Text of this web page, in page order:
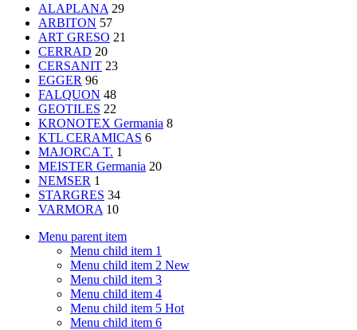
ALAPLANA 29
ARBITON 57
ART GRESO 21
CERRAD 20
CERSANIT 23
EGGER 96
FALQUON 48
GEOTILES 22
KRONOTEX Germania 8
KTL CERAMICAS 6
MAJORCA T. 1
MEISTER Germania 20
NEMSER 1
STARGRES 34
VARMORA 10
Menu parent item
Menu child item 1
Menu child item 2 New
Menu child item 3
Menu child item 4
Menu child item 5 Hot
Menu child item 6